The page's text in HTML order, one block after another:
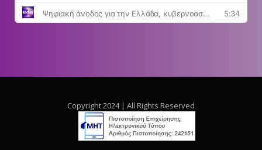
Copyright 2024 | All Rights Reserved